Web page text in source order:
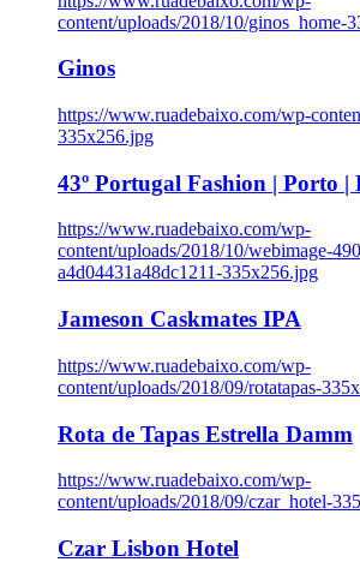
content/uploads/2018/10/ginos_home-
Ginos
https://www.ruadebaixo.com/wp-
335x256.jpg
43º Portugal Fashion | Porto |
https://www.ruadebaixo.com/wp-
content/uploads/2018/10/webimage-
a4d04431a48dc1211-335x256.jpg
Jameson Caskmates IPA
https://www.ruadebaixo.com/wp-
content/uploads/2018/09/rotatapas-
Rota de Tapas Estrella Damm
https://www.ruadebaixo.com/wp-
content/uploads/2018/09/czar_hotel-
Czar Lisbon Hotel